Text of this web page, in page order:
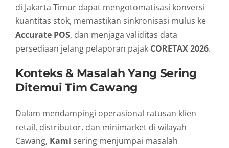
di Jakarta Timur dapat mengotomatisasi konversi
kuantitas stok, memastikan sinkronisasi mulus ke
Accurate POS, dan menjaga validitas data
persediaan jelang pelaporan pajak CORETAX 2026.
Konteks & Masalah Yang Sering
Ditemui Tim Cawang
Dalam mendampingi operasional ratusan klien
retail, distributor, dan minimarket di wilayah
Cawang, Kami sering menjumpai masalah